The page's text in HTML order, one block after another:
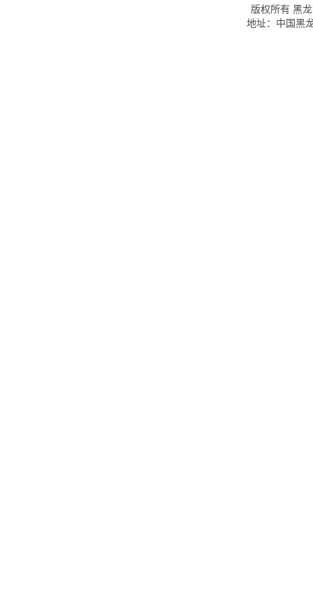
版权所有 黑
地址：中国黑